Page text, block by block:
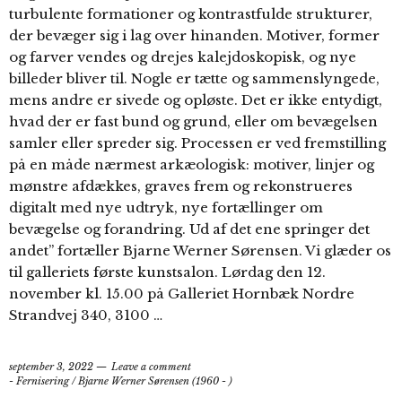
turbulente formationer og kontrastfulde strukturer,
der bevæger sig i lag over hinanden. Motiver, former
og farver vendes og drejes kalejdoskopisk, og nye
billeder bliver til. Nogle er tætte og sammenslyngede,
mens andre er sivede og opløste. Det er ikke entydigt,
hvad der er fast bund og grund, eller om bevægelsen
samler eller spreder sig. Processen er ved fremstilling
på en måde nærmest arkæologisk: motiver, linjer og
mønstre afdækkes, graves frem og rekonstrueres
digitalt med nye udtryk, nye fortællinger om
bevægelse og forandring. Ud af det ene springer det
andet” fortæller Bjarne Werner Sørensen. Vi glæder os
til galleriets første kunstsalon. Lørdag den 12.
november kl. 15.00 på Galleriet Hornbæk Nordre
Strandvej 340, 3100 …
september 3, 2022
Leave a comment
- Fernisering/Bjarne Werner Sørensen (1960 - )